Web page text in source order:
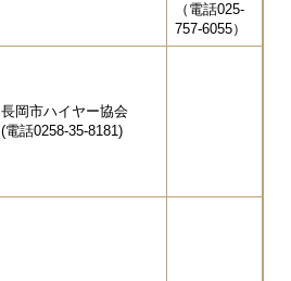
（電話025-
757-6055）
長岡市ハイヤー協会
(電話0258-35-8181)